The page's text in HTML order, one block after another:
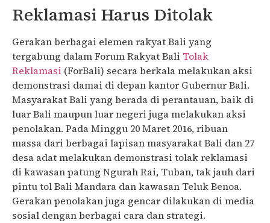
Reklamasi Harus Ditolak
Gerakan berbagai elemen rakyat Bali yang
tergabung dalam Forum Rakyat Bali Tolak
Reklamasi (ForBali) secara berkala melakukan aksi
demonstrasi damai di depan kantor Gubernur Bali.
Masyarakat Bali yang berada di perantauan, baik di
luar Bali maupun luar negeri juga melakukan aksi
penolakan. Pada Minggu 20 Maret 2016, ribuan
massa dari berbagai lapisan masyarakat Bali dan 27
desa adat melakukan demonstrasi tolak reklamasi
di kawasan patung Ngurah Rai, Tuban, tak jauh dari
pintu tol Bali Mandara dan kawasan Teluk Benoa.
Gerakan penolakan juga gencar dilakukan di media
sosial dengan berbagai cara dan strategi.